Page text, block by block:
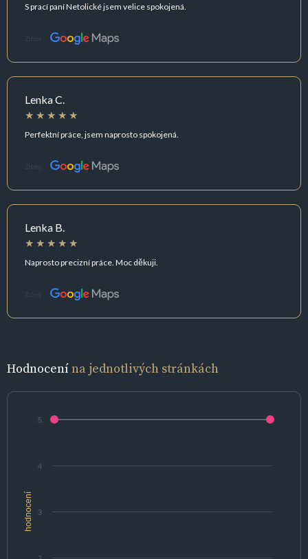
S prací paní Netolické jsem velice spokojená.
Zdroj:
Lenka C.
Perfektní práce, jsem naprosto spokojená.
Zdroj:
Lenka B.
Naprosto precizní práce. Moc děkuji.
Zdroj:
Hodnocenína jednotlivých stránkách
hodnocení 3
4
5